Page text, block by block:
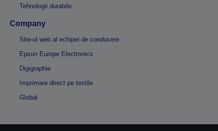
Tehnologii durabile
Company
Site-ul web al echipei de conducere
Epson Europe Electronics
Digigraphie
Imprimare direct pe textile
Global